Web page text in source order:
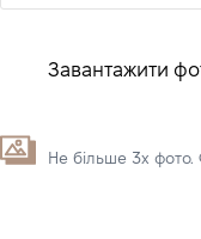
Завантажити
Не більше 3х фото.